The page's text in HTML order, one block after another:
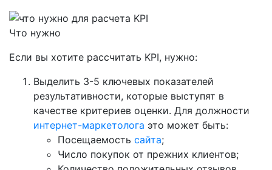
Что нужно
Если вы хотите рассчитать KPI, нужно:
Выделить 3-5 ключевых показателей
результативности, которые выступят в
качестве критериев оценки. Для должности
интернет-маркетолога это может быть:
Посещаемость сайта;
Число покупок от прежних клиентов;